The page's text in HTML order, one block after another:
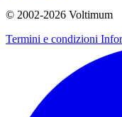
© 2002-2026 Voltimum
Termini e condizioni